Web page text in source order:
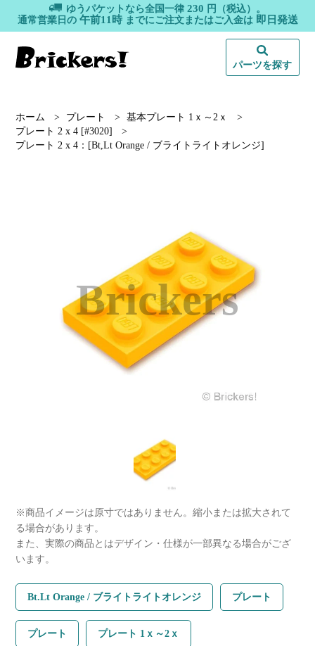
ゆうパケットなら全国一律 230 円（税込）。
通常営業日の 午前11時 までにご注文またはご入金は 即日発送
パーツを探す
ホーム > プレート > 基本プレート 1ｘ～2ｘ
>
プレート 2 x 4 [#3020]
>
プレート 2 x 4：[Bt,Lt Orange / ブライトライトオレンジ]
※商品イメージは原寸ではありません。縮小または拡大されて
る場合があります。
また、実際の商品とはデザイン・仕様が一部異なる場合がござ
います。
Bt.Lt Orange / ブライトライトオレンジ プレート
プレート プレート 1ｘ～2ｘ